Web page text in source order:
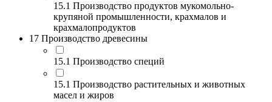
15.1 Производство продуктов мукомольно-
крупяной промышленности, крахмалов и
крахмалопродуктов
17 Производство древесины
15.1 Производство специй
15.1 Производство растительных и животных
масел и жиров